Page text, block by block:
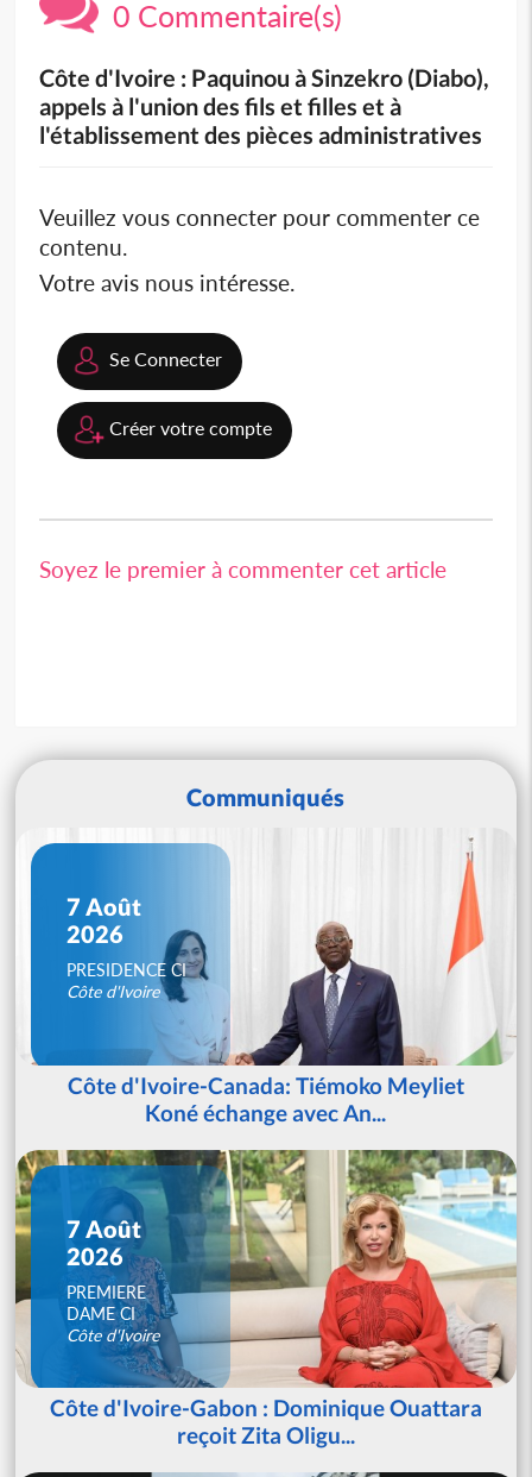
0 Commentaire(s)
Côte d'Ivoire : Paquinou à Sinzekro (Diabo),
appels à l'union des fils et filles et à
l'établissement des pièces administratives
Veuillez vous connecter pour commenter ce
contenu.
Votre avis nous intéresse.
Se Connecter
Créer votre compte
Soyez le premier à commenter cet article
Communiqués
7 Août
2026
PRESIDENCE CI
Côte d'Ivoire
Côte d'Ivoire-Canada: Tiémoko Meyliet
Koné échange avec An...
7 Août
2026
PREMIERE
DAME CI
Côte d'Ivoire
Côte d'Ivoire-Gabon : Dominique Ouattara
reçoit Zita Oligu...